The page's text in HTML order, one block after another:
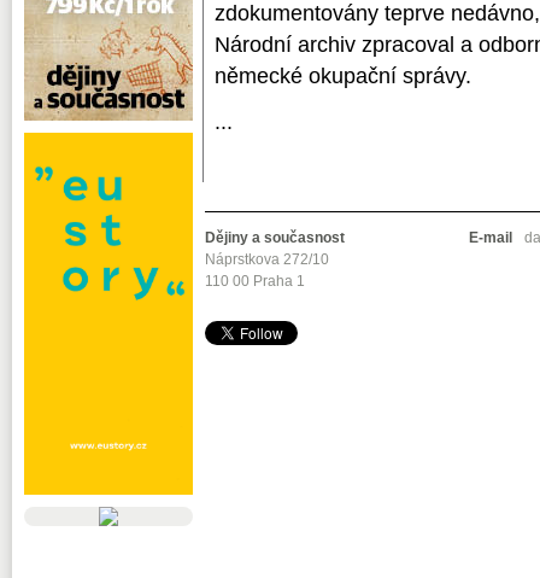
zdokumentovány teprve
Národní archiv zpracoval a
německé okupační správy.
...
Dějiny a současnost
Náprstkova 272/10
110 00 Praha 1
E-mail